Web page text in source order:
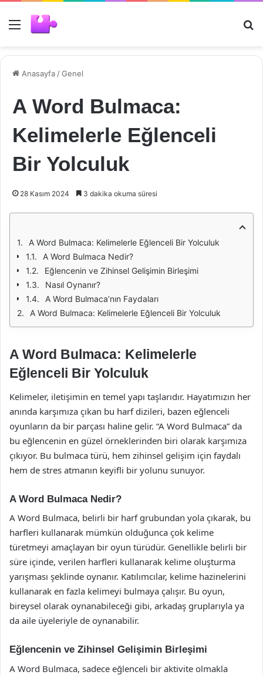
Menü
Anasayfa /Genel
A Word Bulmaca:
Kelimelerle Eğlenceli
Bir Yolculuk
28 Kasım 2024 3 dakika okuma süresi
A Word Bulmaca: Kelimelerle Eğlenceli Bir Yolculuk
A Word Bulmaca Nedir?
Eğlencenin ve Zihinsel Gelişimin Birleşimi
Nasıl Oynanır?
A Word Bulmaca’nın Faydaları
A Word Bulmaca: Kelimelerle Eğlenceli Bir Yolculuk
A Word Bulmaca: Kelimelerle
Eğlenceli Bir Yolculuk
Kelimeler, iletişimin en temel yapı taşlarıdır. Hayatımızın her
anında karşımıza çıkan bu harf dizileri, bazen eğlenceli
oyunların da bir parçası haline gelir. “A Word Bulmaca” da
bu eğlencenin en güzel örneklerinden biri olarak karşımıza
çıkıyor. Bu bulmaca türü, hem zihinsel gelişim için faydalı
hem de stres atmanın keyifli bir yolunu sunuyor.
A Word Bulmaca Nedir?
A Word Bulmaca, belirli bir harf grubundan yola çıkarak, bu
harfleri kullanarak mümkün olduğunca çok kelime
türetmeyi amaçlayan bir oyun türüdür. Genellikle belirli bir
süre içinde, verilen harfleri kullanarak kelime oluşturma
yarışması şeklinde oynanır. Katılımcılar, kelime hazinelerini
kullanarak en fazla kelimeyi bulmaya çalışır. Bu oyun,
bireysel olarak oynanabileceği gibi, arkadaş gruplarıyla ya
da aile üyeleriyle de oynanabilir.
Eğlencenin ve Zihinsel Gelişimin Birleşimi
A Word Bulmaca, sadece eğlenceli bir aktivite olmakla